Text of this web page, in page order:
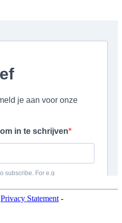
Privacy Statement -